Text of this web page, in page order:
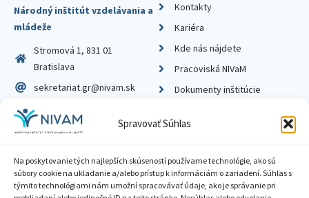
Spravovať Súhlas
Na poskytovanie tých najlepších skúseností používame technológie, ako sú
súbory cookie na ukladanie a/alebo prístup k informáciám o zariadení. Súhlas s
týmito technológiami nám umožní spracovávať údaje, ako je správanie pri
Národný inštitút vzdelávania a
mládeže
Stromová 1, 831 01
Bratislava
sekretariat.gr@nivam.sk
IČO: 00164348
DIČ: 2020798714
Kontakty
Kariéra
Kde nás nájdete
Pracoviská NIVaM
Dokumenty inštitúcie